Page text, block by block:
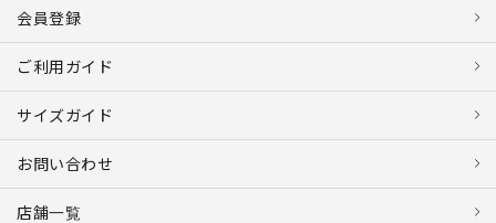
会員登録
ご利用ガイド
サイズガイド
お問い合わせ
店舗一覧